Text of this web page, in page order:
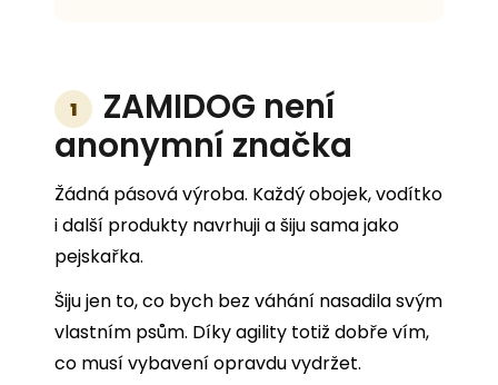
1
ZAMIDOG není
anonymní značka
Žádná pásová výroba. Každý obojek, vodítko
i další produkty navrhuji a šiju sama jako
pejskařka.
Šiju jen to, co bych bez váhání nasadila svým
vlastním psům. Díky agility totiž dobře vím,
co musí vybavení opravdu vydržet.